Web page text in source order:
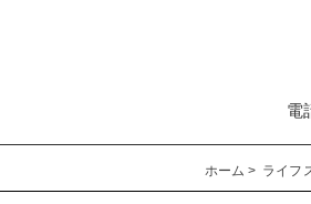
電
ホーム ライフ